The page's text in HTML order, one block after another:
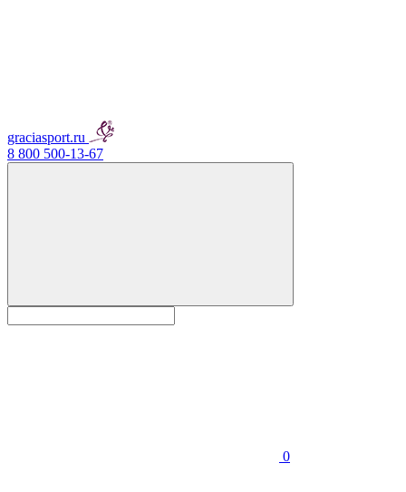
graciasport.ru
8 800 500-13-67
0